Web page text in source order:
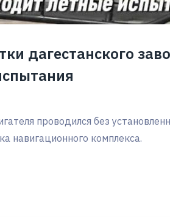
дагестанского
проводился без
навигационного комплекса.